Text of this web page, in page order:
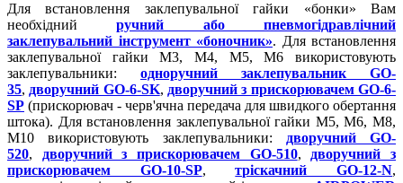
Для встановлення заклепувальної гайки «бонки» Вам
необхіднийручний або пневмогідравлічний
заклепувальний інструмент «боночник». Для встановлення
заклепувальної гайки М3, М4, М5, М6 використовують
заклепувальники: одноручний заклепувальник GO-
35,дворучний GO-6-SK,дворучний з прискорювачем GO-6-
SP (прискорювач - черв'ячна передача для швидкого обертання
штока). Для встановлення заклепувальної гайки М5, М6, М8,
М10 використовують заклепувальники: дворучний GO-
520, дворучний з прискорювачем GO-510,дворучний з
прискорювачем GO-10-SP,тріскачний GO-12-N,